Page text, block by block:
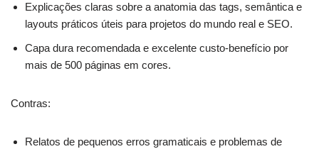
Explicações claras sobre a anatomia das tags, semântica e
layouts práticos úteis para projetos do mundo real e SEO.
Capa dura recomendada e excelente custo-benefício por
mais de 500 páginas em cores.
Contras:
Relatos de pequenos erros gramaticais e problemas de